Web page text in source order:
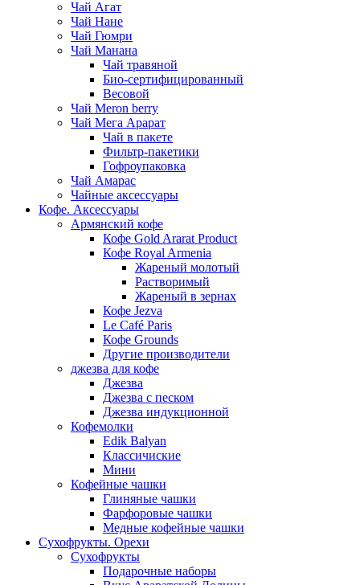
Чай Агат
Чай Нане
Чай Гюмри
Чай Манана
Чай травяной
Био-сертифицированный
Весовой
Чай Meron berry
Чай Мега Арарат
Чай в пакете
Фильтр-пакетики
Гофроупаковка
Чай Амарас
Чайные аксессуары
Кофе. Аксессуары
Армянский кофе
Кофе Gold Ararat Product
Кофе Royal Armenia
Жареный молотый
Растворимый
Жареный в зернах
Кофе Jezva
Le Café Paris
Кофе Grounds
Другие производители
джезва для кофе
Джезва
Джезва с песком
Джезва индукционной
Кофемолки
Edik Balyan
Классичиские
Мини
Кофейные чашки
Глиняные чашки
Фарфоровые чашки
Медные кофейные чашки
Сухофрукты. Орехи
Сухофрукты
Подарочные наборы